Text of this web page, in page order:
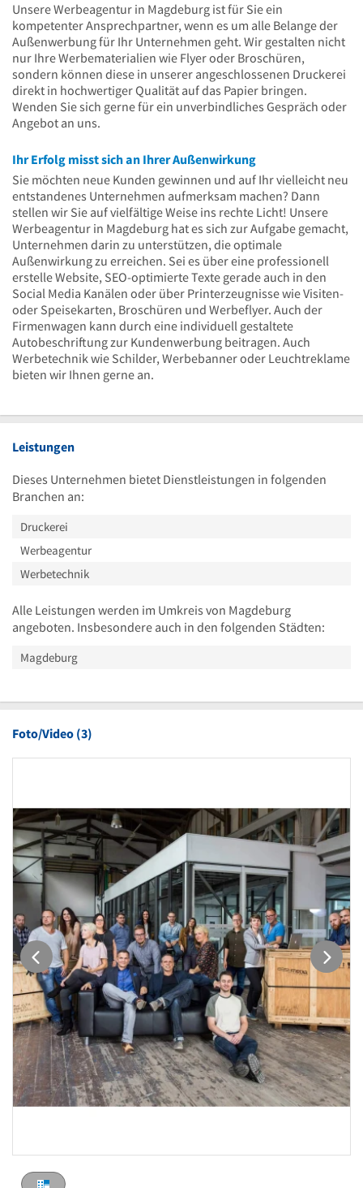
Unsere Werbeagentur in Magdeburg ist für Sie ein
kompetenter Ansprechpartner, wenn es um alle Belange der
Außenwerbung für Ihr Unternehmen geht. Wir gestalten nicht
nur Ihre Werbematerialien wie Flyer oder Broschüren,
sondern können diese in unserer angeschlossenen Druckerei
direkt in hochwertiger Qualität auf das Papier bringen.
Wenden Sie sich gerne für ein unverbindliches Gespräch oder
Angebot an uns.
Ihr Erfolg misst sich an Ihrer Außenwirkung
Sie möchten neue Kunden gewinnen und auf Ihr vielleicht neu
entstandenes Unternehmen aufmerksam machen? Dann
stellen wir Sie auf vielfältige Weise ins rechte Licht! Unsere
Werbeagentur in Magdeburg hat es sich zur Aufgabe gemacht,
Unternehmen darin zu unterstützen, die optimale
Außenwirkung zu erreichen. Sei es über eine professionell
erstelle Website, SEO-optimierte Texte gerade auch in den
Social Media Kanälen oder über Printerzeugnisse wie Visiten-
oder Speisekarten, Broschüren und Werbeflyer. Auch der
Firmenwagen kann durch eine individuell gestaltete
Autobeschriftung zur Kundenwerbung beitragen. Auch
Werbetechnik wie Schilder, Werbebanner oder Leuchtreklame
bieten wir Ihnen gerne an.
Leistungen
Dieses Unternehmen bietet Dienstleistungen in folgenden
Branchen an:
Druckerei
Werbeagentur
Werbetechnik
Alle Leistungen werden im Umkreis von Magdeburg
angeboten. Insbesondere auch in den folgenden Städten:
Magdeburg
Foto/Video (3)